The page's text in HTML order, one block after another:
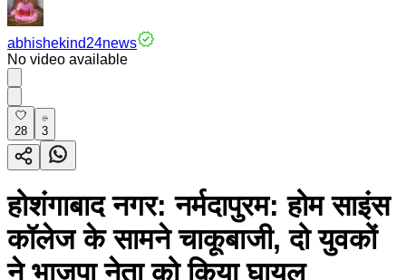
abhishekind24news
No video available
28 3
होशंगाबाद नगर: नर्मदापुरम: होम साइंस
कॉलेज के सामने चाकूबाजी, दो युवकों
ने भाजपा नेता को किया घायल